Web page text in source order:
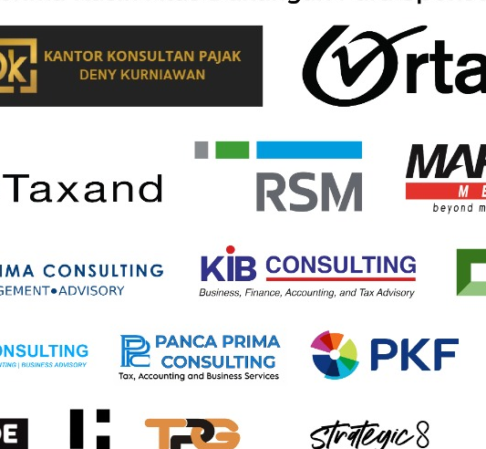
penerimaan perpajakan pada 2027 tetap tumbuh di tengah
Kerangka Ekonomi Makro dan Pokok-Pokok Kebijakan
tahun depan.
menyebut kinerja penerimaan perpajakan 2027 akan
pertumbuhan ekonomi yang moderat, tekanan
diproyeksikan juga akan meningkat meskipun terjadi
domestik,” tulis pemerintah dalam dokumen KEM-PPKF